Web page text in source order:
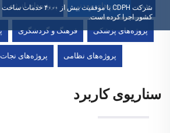
کشور اجرا کرده است.
همه پروژه‌های معدنی پروژه‌های انرژی
پروژه‌های پزشکی فرهنگ و گردشگری
پروژه‌های نظامی پروژه‌های
سناریوی کاربرد